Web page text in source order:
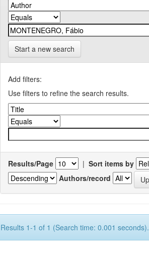
Start a new search
Add filters:
Use filters to refine the search results.
Results/Page | Sort items by
Authors/record
Results 1-1 of 1 (Search time: 0.001 seconds).